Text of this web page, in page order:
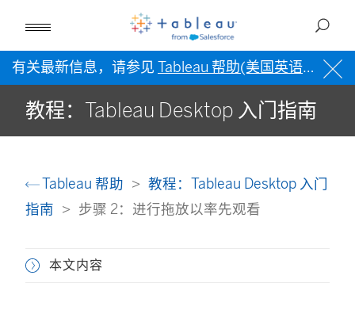
有关最新信息，请参见 Tableau 帮助(美国英语) 。
教程：Tableau Desktop 入门指南
Tableau 帮助
教程：Tableau Desktop 入门
指南
步骤 2：进行拖放以率先观看
本文内容